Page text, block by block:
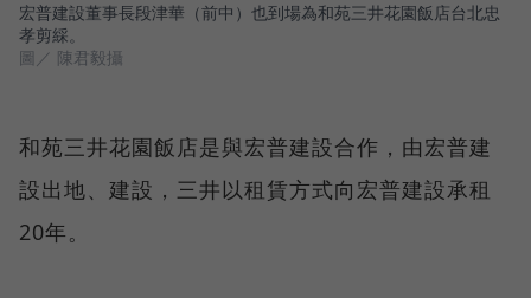
宏普建設董事長段津華（前中）也到場為和苑三井花園飯店台北忠
孝剪綵。
圖／ 陳君毅攝
和苑三井花園飯店是與宏普建設合作，由宏普建
設出地、建設，三井以租賃方式向宏普建設承租
20年。